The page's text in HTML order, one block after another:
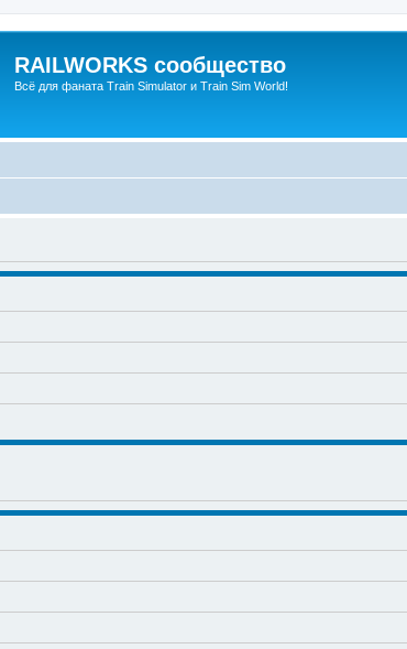
RAILWORKS сообщество
Всё для фаната Train Simulator и Train Sim World!